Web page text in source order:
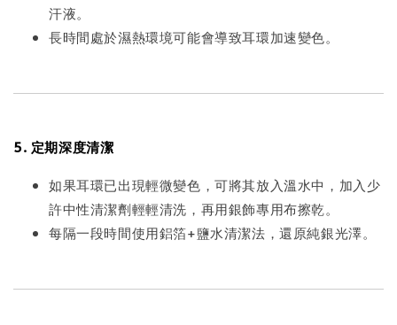
汗液。
長時間處於濕熱環境可能會導致耳環加速變色。
5. 定期深度清潔
如果耳環已出現輕微變色，可將其放入溫水中，加入少
許中性清潔劑輕輕清洗，再用銀飾專用布擦乾。
每隔一段時間使用鋁箔+鹽水清潔法，還原純銀光澤。